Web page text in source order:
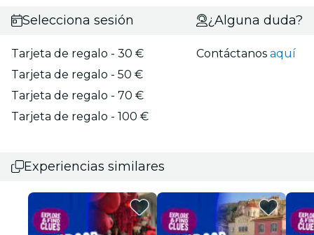
Selecciona sesión
Tarjeta de regalo - 30 €
Tarjeta de regalo - 50 €
Tarjeta de regalo - 70 €
Tarjeta de regalo - 100 €
¿Alguna duda?
Contáctanosaquí
Experiencias similares